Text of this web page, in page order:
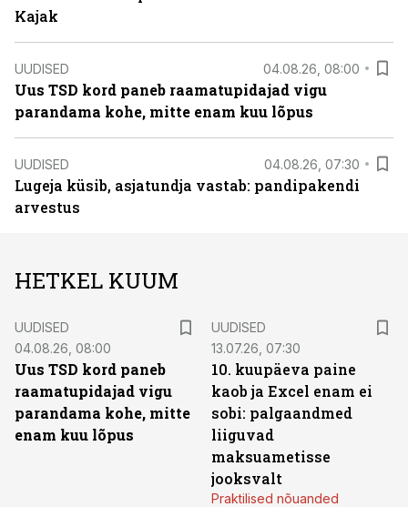
Kajak
UUDISED 04.08.26, 08:00
Uus TSD kord paneb raamatupidajad vigu
parandama kohe, mitte enam kuu lõpus
UUDISED 04.08.26, 07:30
Lugeja küsib, asjatundja vastab: pandipakendi
arvestus
HETKEL KUUM
UUDISED
04.08.26, 08:00
Uus TSD kord paneb
raamatupidajad vigu
parandama kohe, mitte
enam kuu lõpus
UUDISED
13.07.26, 07:30
10. kuupäeva paine
kaob ja Excel enam ei
sobi: palgaandmed
liiguvad
maksuametisse
jooksvalt
Praktilised nõuanded